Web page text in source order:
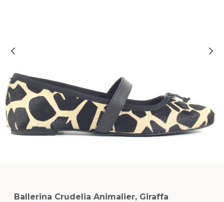
Ballerina Crudelia Animalier, Giraffa